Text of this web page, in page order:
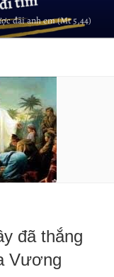
đãi anh em (Mt 5,44)
đã thắng
Vương